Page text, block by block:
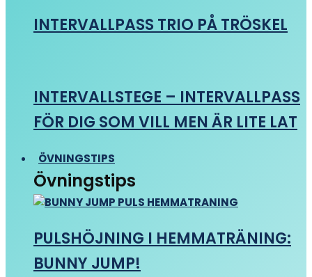
INTERVALLPASS TRIO PÅ TRÖSKEL
INTERVALLSTEGE – INTERVALLPASS
FÖR DIG SOM VILL MEN ÄR LITE LAT
ÖVNINGSTIPS
Övningstips
PULSHÖJNING I HEMMATRÄNING:
BUNNY JUMP!